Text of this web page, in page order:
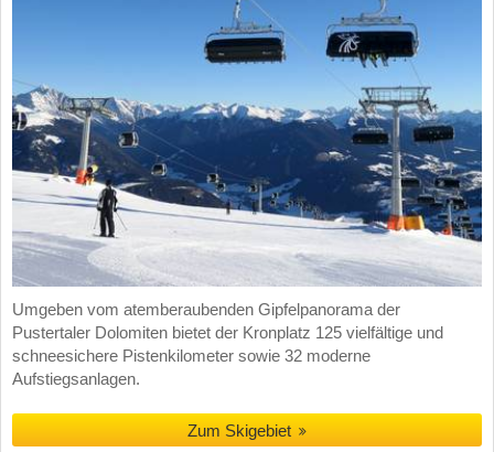
Umgeben vom atemberaubenden Gipfelpanorama der
Pustertaler Dolomiten bietet der Kronplatz 125 vielfältige und
schneesichere Pistenkilometer sowie 32 moderne
Aufstiegsanlagen.
Zum Skigebiet